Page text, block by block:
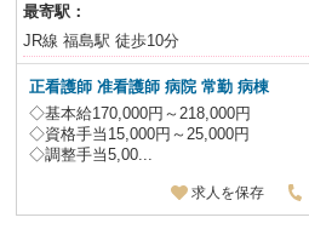
最寄駅：
JR線 福島駅 徒歩10分
正看護師 准看護師 病院 常勤 病棟
◇基本給170,000円～218,000円
◇資格手当15,000円～25,000円
◇調整手当5,00...
求人を保存